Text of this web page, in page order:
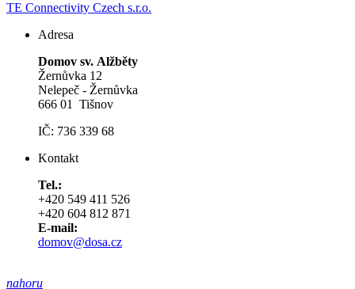
TE Connectivity Czech s.r.o.
Adresa
Domov sv. Alžběty
Žernůvka 12
Nelepeč - Žernůvka
666 01 Tišnov
IČ: 736 339 68
Kontakt
Tel.:
+420 549 411 526
+420 604 812 871
E-mail:
domov@dosa.cz
nahoru